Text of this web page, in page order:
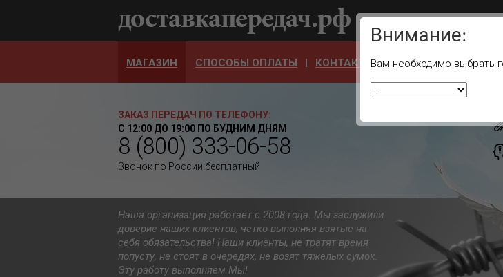
Ваш город:
МАГАЗИН СПОСОБЫ ОПЛАТЫ КОНТАКТЫ ОТЗЫВЫ АДРЕСА
ЗАКАЗ ПЕРЕДАЧ ПО ТЕЛЕФОНУ:
С 12:00 ДО 19:00 ПО БУДНИМ ДНЯМ
8 (800) 333-06-58
Звонок по России бесплатный
Наша организация работает с 2008 года. Мы заслужили
доверие наших клиентов, четко выполняя взятые на
себя обязательства! Наши клиенты, не тратят время
попусту, не стоят в очередях, не возят тяжелых сумок.
Эту работу выполняем Мы!
Внимание:
Вам необходимо выбрать